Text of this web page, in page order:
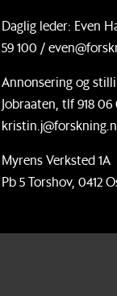
Daglig leder: Even
59 100 /
Annonsering og
Jobraaten, tlf 918
Myrens Verksted 1A
Pb 5 Torshov, 0412